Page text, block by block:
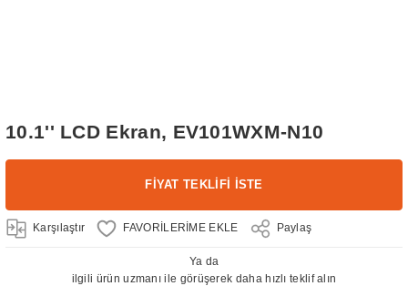
10.1'' LCD Ekran, EV101WXM-N10
FİYAT TEKLİFİ İSTE
Karşılaştır Paylaş
Ya da
ilgili ürün uzmanı ile görüşerek daha hızlı teklif alın